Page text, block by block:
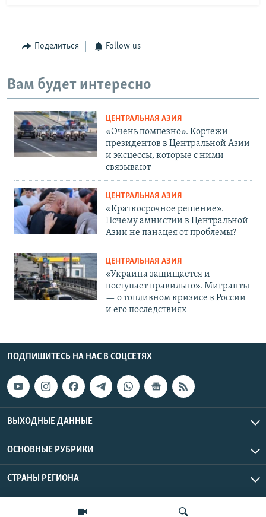
Поделиться Follow us
Вам будет интересно
ЦЕНТРАЛЬНАЯ АЗИЯ
«Очень помпезно». Кортежи
президентов в Центральной Азии
и эксцессы, которые с ними
связывают
ЦЕНТРАЛЬНАЯ АЗИЯ
«Краткосрочное решение».
Почему амнистии в Центральной
Азии не панацея от проблемы?
ЦЕНТРАЛЬНАЯ АЗИЯ
«Украина защищается и
поступает правильно». Мигранты
— о топливном кризисе в России
и его последствиях
ПОДПИШИТЕСЬ НА НАС В СОЦСЕТЯХ
ВЫХОДНЫЕ ДАННЫЕ
ОСНОВНЫЕ РУБРИКИ
СТРАНЫ РЕГИОНА
Азаттык Азия © 2026 RFE/RL, Inc. | Все права защищены.